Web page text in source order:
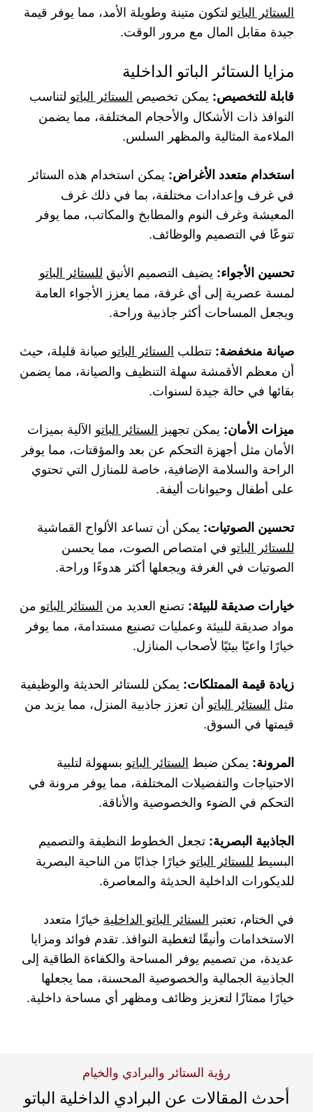
الستائر الباتو لتكون متينة وطويلة الأمد، مما يوفر قيمة
جيدة مقابل المال مع مرور الوقت.
مزايا الستائر الباتو الداخلية
قابلة للتخصيص: يمكن تخصيص الستائر الباتو لتناسب
النوافذ ذات الأشكال والأحجام المختلفة، مما يضمن
الملاءمة المثالية والمظهر السلس.
استخدام متعدد الأغراض: يمكن استخدام هذه الستائر
في غرف وإعدادات مختلفة، بما في ذلك غرف
المعيشة وغرف النوم والمطابخ والمكاتب، مما يوفر
تنوعًا في التصميم والوظائف.
تحسين الأجواء: يضيف التصميم الأنيق للستائر الباتو
لمسة عصرية إلى أي غرفة، مما يعزز الأجواء العامة
ويجعل المساحات أكثر جاذبية وراحة.
صيانة منخفضة: تتطلب الستائر الباتو صيانة قليلة، حيث
أن معظم الأقمشة سهلة التنظيف والصيانة، مما يضمن
بقائها في حالة جيدة لسنوات.
ميزات الأمان: يمكن تجهيز الستائر الباتو الآلية بميزات
الأمان مثل أجهزة التحكم عن بعد والمؤقتات، مما يوفر
الراحة والسلامة الإضافية، خاصة للمنازل التي تحتوي
على أطفال وحيوانات أليفة.
تحسين الصوتيات: يمكن أن تساعد الألواح القماشية
للستائر الباتو في امتصاص الصوت، مما يحسن
الصوتيات في الغرفة ويجعلها أكثر هدوءًا وراحة.
خيارات صديقة للبيئة: تصنع العديد من الستائر الباتو من
مواد صديقة للبيئة وعمليات تصنيع مستدامة، مما يوفر
خيارًا واعيًا بيئيًا لأصحاب المنازل.
زيادة قيمة الممتلكات: يمكن للستائر الحديثة والوظيفية
مثل الستائر الباتو أن تعزز جاذبية المنزل، مما يزيد من
قيمتها في السوق.
المرونة: يمكن ضبط الستائر الباتو بسهولة لتلبية
الاحتياجات والتفضيلات المختلفة، مما يوفر مرونة في
التحكم في الضوء والخصوصية والأناقة.
الجاذبية البصرية: تجعل الخطوط النظيفة والتصميم
البسيط للستائر الباتو خيارًا جذابًا من الناحية البصرية
للديكورات الداخلية الحديثة والمعاصرة.
في الختام، تعتبر الستائر الباتو الداخلية خيارًا متعدد
الاستخدامات وأنيقًا لتغطية النوافذ. تقدم فوائد ومزايا
عديدة، من تصميم يوفر المساحة والكفاءة الطاقية إلى
الجاذبية الجمالية والخصوصية المحسنة، مما يجعلها
خيارًا ممتازًا لتعزيز وظائف ومظهر أي مساحة داخلية.
رؤية الستائر والبرادي والخيام
أحدث المقالات عن البرادي الداخلية الباتو